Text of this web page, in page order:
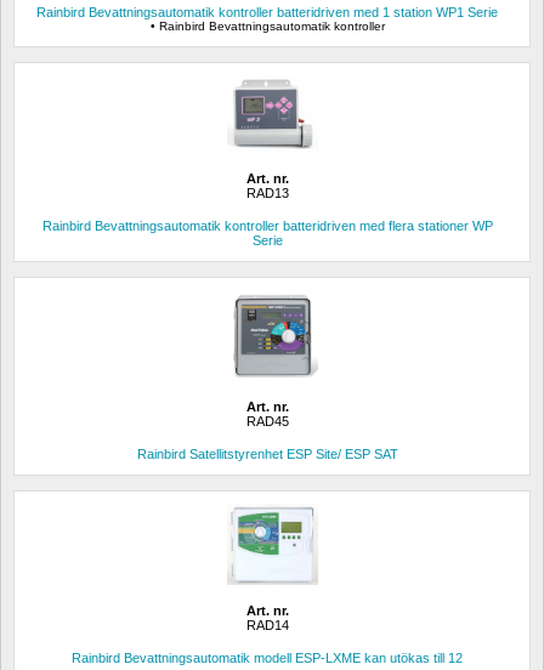
Rainbird Bevattningsautomatik kontroller batteridriven med 1 station WP1 Serie
• Rainbird Bevattningsautomatik kontroller
Art. nr.
RAD13
Rainbird Bevattningsautomatik kontroller batteridriven med flera stationer WP
Serie
Art. nr.
RAD45
Rainbird Satellitstyrenhet ESP Site/ ESP SAT
Art. nr.
RAD14
Rainbird Bevattningsautomatik modell ESP-LXME kan utökas till 12